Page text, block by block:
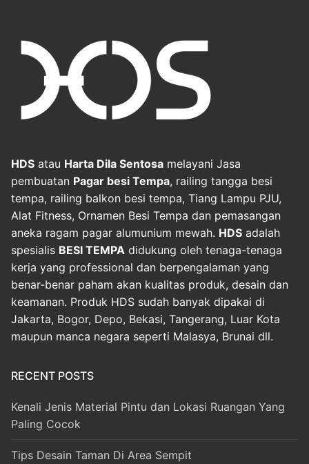
HDS atau Harta Dila Sentosa melayani Jasa
pembuatan Pagar besi Tempa, railing tangga besi
tempa, railing balkon besi tempa, Tiang Lampu PJU,
Alat Fitness, Ornamen Besi Tempa dan pemasangan
aneka ragam pagar alumunium mewah. HDS adalah
spesialis BESI TEMPA didukung oleh tenaga-tenaga
kerja yang professional dan berpengalaman yang
benar-benar paham akan kualitas produk, desain dan
keamanan. Produk HDS sudah banyak dipakai di
Jakarta, Bogor, Depo, Bekasi, Tangerang, Luar Kota
maupun manca negara seperti Malasya, Brunai dll.
RECENT POSTS
Kenali Jenis Material Pintu dan Lokasi Ruangan Yang
Paling Cocok
Tips Desain Taman Di Area Sempit